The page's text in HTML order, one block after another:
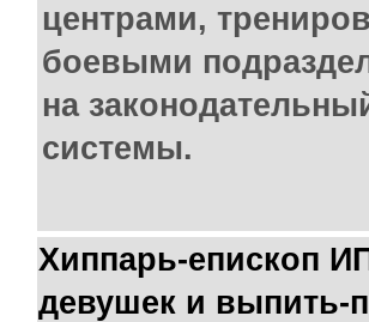
центрами,
боевыми
на
системы.
Хиппарь-епископ
девушек и выпить-